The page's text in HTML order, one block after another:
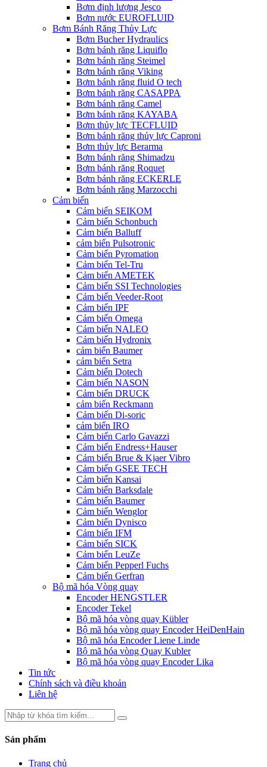
Bơm định lượng Jesco
Bơm nước EUROFLUID
Bơm Bánh Răng Thủy Lực
Bơm Bucher Hydraulics
Bơm bánh răng Liquiflo
Bơm bánh răng Steimel
Bơm bánh răng Viking
Bơm bánh răng fluid O tech
Bơm bánh răng CASAPPA
Bơm bánh răng Camel
Bơm bánh răng KAYABA
Bơm thủy lực TECFLUID
Bơm bánh răng thủy lực Caproni
Bơm thủy lực Berarma
Bơm bánh răng Shimadzu
Bơm bánh răng Roquet
Bơm bánh răng ECKERLE
Bơm bánh răng Marzocchi
Cảm biến
Cảm biến SEIKOM
Cảm biến Schonbuch
Cảm biến Balluff
cảm biến Pulsotronic
Cảm biến Pyromation
Cảm biến Tel-Tru
Cảm biến AMETEK
Cảm biến SSI Technologies
Cảm biến Veeder-Root
Cảm biến IPF
Cảm biến Omega
Cảm biến NALEO
Cảm biến Hydronix
cảm biến Baumer
cảm biến Setra
Cảm biến Dotech
Cảm biến NASON
Cảm biến DRUCK
cảm biến Reckmann
Cảm biến Di-soric
cảm biến IRO
Cảm biến Carlo Gavazzi
Cảm biến Endress+Hauser
Cảm biến Brue & Kjaer Vibro
Cảm biến GSEE TECH
Cảm biến Kansai
Cảm biến Barksdale
Cảm biến Baumer
Cảm biến Wenglor
Cảm biến Dynisco
Cảm biến IFM
Cảm biến SICK
Cảm biến LeuZe
Cảm biến Pepperl Fuchs
Cảm biến Gerfran
Bộ mã hóa Vòng quay
Encoder HENGSTLER
Encoder Tekel
Bộ mã hóa vòng quay Kübler
Bộ mã hóa vòng quay Encoder HeiDenHain
Bộ mã hóa Encoder Liene Linde
Bộ mã hóa vòng Quay Kubler
Bộ mã hóa vòng quay Encoder Lika
Tin tức
Chính sách và điều khoản
Liên hệ
Sản phẩm
Trang chủ